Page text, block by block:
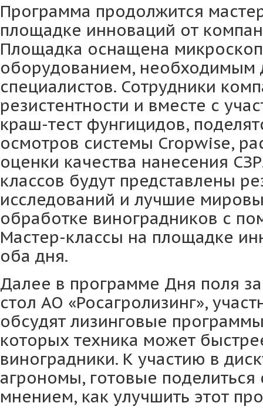
Программа продолжится
площадке инноваций от
Площадка оснащена
оборудованием, необходимым
специалистов. Сотрудники
резистентности и вместе с
краш-тест фунгицидов,
осмотров системы Cropwise,
оценки качества нанесения
классов будут представлены
исследований и лучшие
обработке виноградников с
Мастер-классы на площадке
оба дня.
Далее в программе Дня поля
стол АО «Росагролизинг»,
обсудят лизинговые
которых техника может
виноградники. К участию в
агрономы, готовые
мнением, как улучшить этот